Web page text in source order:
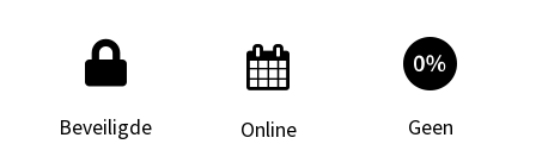
Beveiligde
Online
Geen